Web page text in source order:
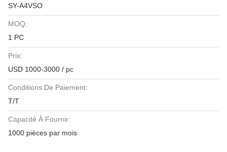
SY-A4VSO
MOQ:
1 PC
Prix:
USD 1000-3000 / pc
Conditions De Paiement:
T/T
Capacité À Fournir:
1000 pièces par mois